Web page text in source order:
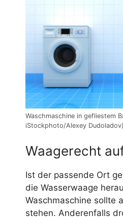
Waschmaschine in gefliestem
iStockphoto/Alexey Dudoladov)
Waagerecht
Ist der passende Ort
die Wasserwaage
Waschmaschine sollte
stehen. Anderenfalls